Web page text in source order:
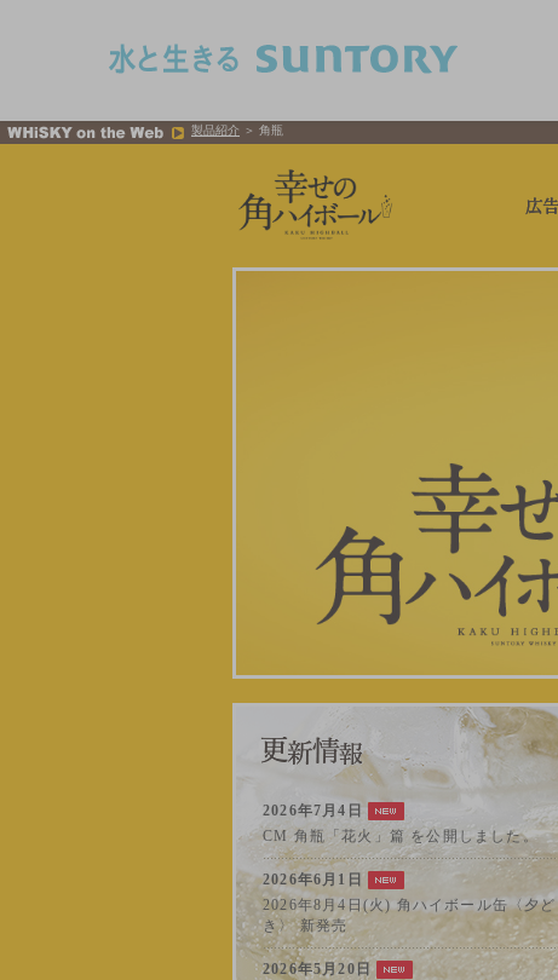
製品紹介 ＞ 角瓶
2026年7月4日
CM 角瓶「花火」篇 を公開しました。
2026年6月1日
2026年8月4日(火) 角ハイボール缶〈夕ど
き〉 新発売
2026年5月20日